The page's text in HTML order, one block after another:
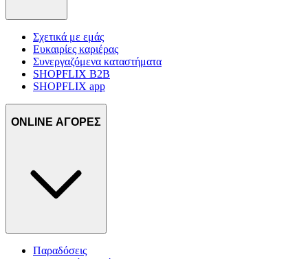
Σχετικά με εμάς
Ευκαιρίες καριέρας
Συνεργαζόμενα καταστήματα
SHOPFLIX B2B
SHOPFLIX app
ONLINE ΑΓΟΡΕΣ
Παραδόσεις